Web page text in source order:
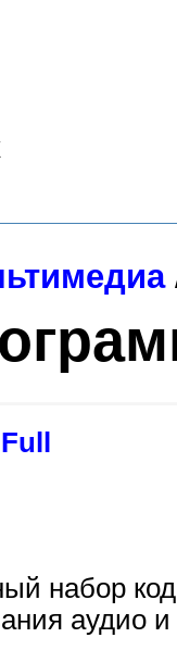
набор
аудио